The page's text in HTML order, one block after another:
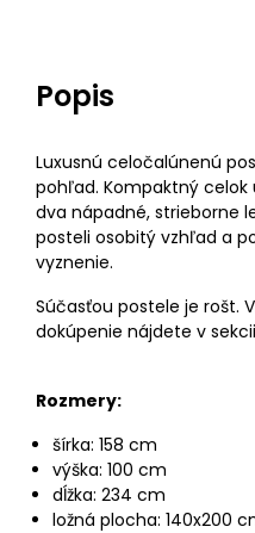
Popis
Luxusnú celočalúnenú
pohľad. Kompaktný
dva nápadné, strieborne
posteli osobitý vzhľad a
vyznenie.
Súčasťou postele je rošt.
dokúpenie nájdete v
Rozmery:
šírka: 158 cm
výška: 100 cm
dĺžka: 234 cm
ložná plocha: 140x200